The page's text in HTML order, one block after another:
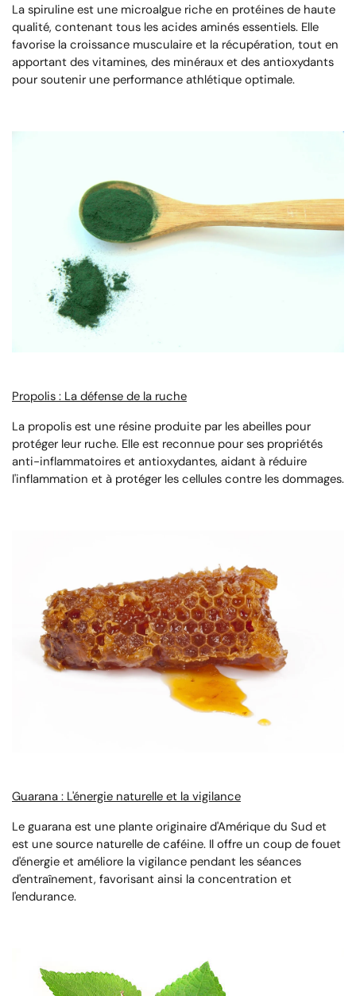
La spiruline est une microalgue riche en protéines de haute
qualité, contenant tous les acides aminés essentiels. Elle
favorise la croissance musculaire et la récupération, tout en
apportant des vitamines, des minéraux et des antioxydants
pour soutenir une performance athlétique optimale.
Propolis : La défense de la ruche
La propolis est une résine produite par les abeilles pour
protéger leur ruche. Elle est reconnue pour ses propriétés
anti-inflammatoires et antioxydantes, aidant à réduire
l'inflammation et à protéger les cellules contre les dommages.
Guarana : L'énergie naturelle et la vigilance
Le guarana est une plante originaire d'Amérique du Sud et
est une source naturelle de caféine. Il offre un coup de fouet
d'énergie et améliore la vigilance pendant les séances
d'entraînement, favorisant ainsi la concentration et
l'endurance.